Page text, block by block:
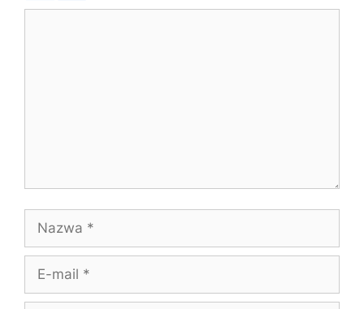
Nazwa